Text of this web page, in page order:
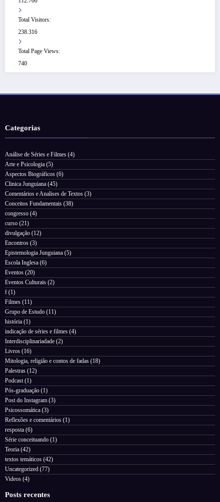
Total Visitors:
238.316
Total Page Views:
740
Categorias
Análise de Séries e Filmes (4)
Arte e Psicologia (5)
Aspectos Biográficos (6)
Clinica Junguiana (45)
Comentários e Analises de Textos (3)
Conceitos Fundamentais (38)
congresso (4)
curso (21)
divulgação (12)
Encontros (3)
Epistemologia Junguiana (5)
Escola Inglesa (6)
Eventos (20)
Eventos Culturais (2)
f (1)
Filmes (11)
Grupo de Estudo (11)
história (1)
indicação de séries e filmes (4)
Interdisciplinariadade (2)
Livros (16)
Mitologia, religião e contos de fadas (18)
Palestras (12)
Podcast(1)
Pós-graduação (1)
Post do Instagram (3)
Psicossomática (3)
Reflexões e comentários (1)
resposta (6)
Série conceituando (1)
Teoria (42)
textos temáticos (42)
Uncategorized (77)
Videos (4)
Posts recentes